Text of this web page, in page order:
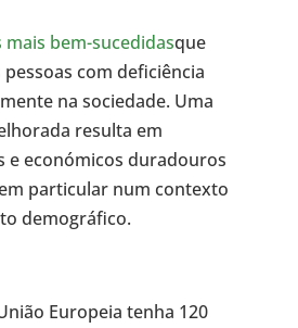
bem-sucedidasque
com deficiência
na sociedade. Uma
resulta em
e económicos duradouros
particular num contexto
demográfico.
Europeia tenha 120